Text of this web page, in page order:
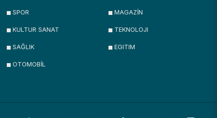
SPOR MAGAZİN
KULTUR SANAT TEKNOLOJI
SAĞLIK EGITIM
OTOMOBİL